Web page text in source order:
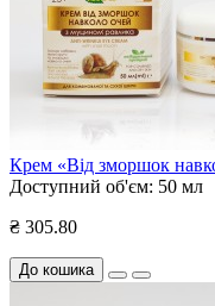
Крем «Від зморшок
Доступний об'єм: 50 мл
₴ 305.80
До кошика